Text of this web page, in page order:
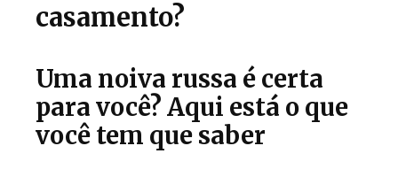
casamento?
Uma noiva russa é certa
para você? Aqui está o que
você tem que saber